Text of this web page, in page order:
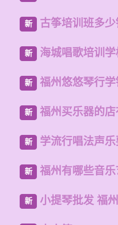
新 古筝培训班多
新 海城唱歌培训学
新 福州悠悠琴行
新 福州买乐器的
新 学流行唱法声
新 福州有哪些音
新 小提琴批发 福